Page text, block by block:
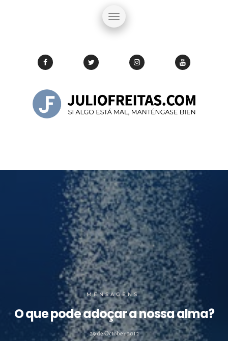
MENSAGENS
O que pode adoçar a nossa alma?
29 de October 2012